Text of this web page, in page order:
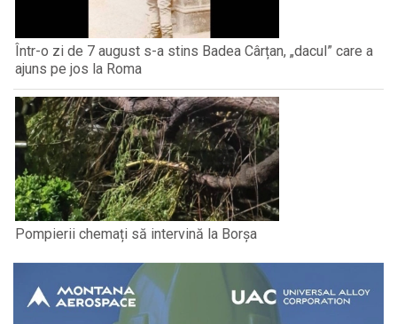
Într-o zi de 7 august s-a stins Badea Cârțan, „dacul” care a
ajuns pe jos la Roma
Pompierii chemați să intervină la Borșa